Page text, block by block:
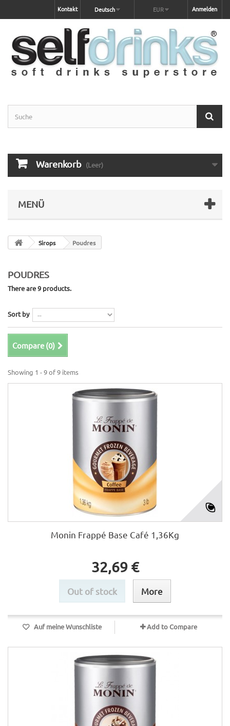
Anmelden
EUR
Deutsch
Kontakt
Warenkorb (Leer)
MENÜ
Sirops Poudres
POUDRES
There are 9 products.
Sort by
Compare (0)
Showing 1 - 9 of 9 items
Monin Frappé Base Café 1,36Kg
32,69 €
Out of stock More
Auf meine Wunschliste Add to Compare